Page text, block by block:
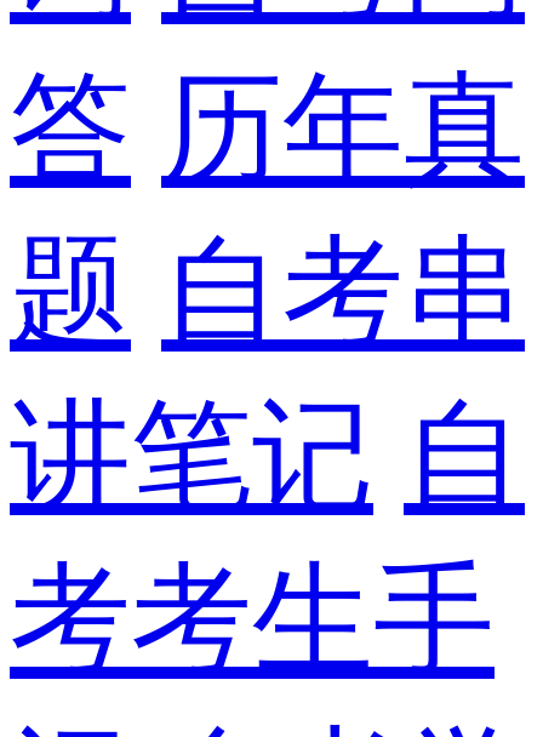
答 历年真
题 自考串
讲笔记 自
考考生手